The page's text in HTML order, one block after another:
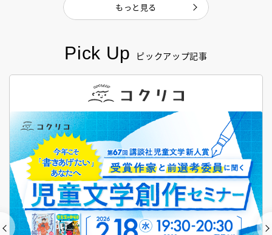
Pick Up ピックアップ記事
もっと見る